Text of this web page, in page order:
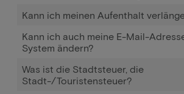
Kann ich meinen Aufenthalt
Kann ich auch meine E-Mail-
System ändern?
Was ist die Stadtsteuer, die
Stadt-/Touristensteuer?